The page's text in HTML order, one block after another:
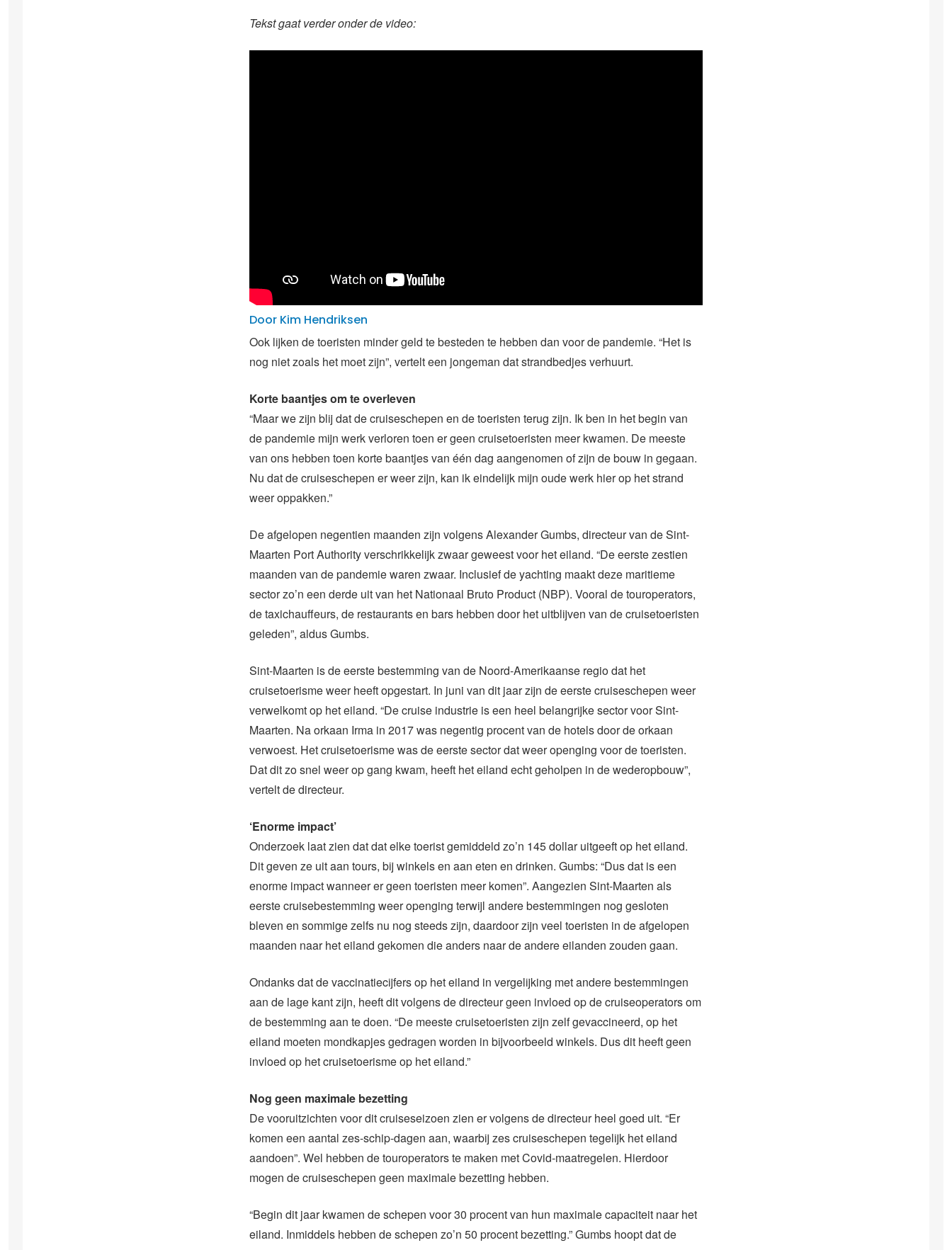
Tekst gaat verder onder de video:
Door Kim Hendriksen
Ook lijken de toeristen minder geld te besteden te hebben dan voor de pandemie. “Het is
nog niet zoals het moet zijn”, vertelt een jongeman dat strandbedjes verhuurt.
Korte baantjes om te overleven
“Maar we zijn blij dat de cruiseschepen en de toeristen terug zijn. Ik ben in het begin van
de pandemie mijn werk verloren toen er geen cruisetoeristen meer kwamen. De meeste
van ons hebben toen korte baantjes van één dag aangenomen of zijn de bouw in gegaan.
Nu dat de cruiseschepen er weer zijn, kan ik eindelijk mijn oude werk hier op het strand
weer oppakken.”
De afgelopen negentien maanden zijn volgens Alexander Gumbs, directeur van de Sint-
Maarten Port Authority verschrikkelijk zwaar geweest voor het eiland. “De eerste zestien
maanden van de pandemie waren zwaar. Inclusief de yachting maakt deze maritieme
sector zo’n een derde uit van het Nationaal Bruto Product (NBP). Vooral de touroperators,
de taxichauffeurs, de restaurants en bars hebben door het uitblijven van de cruisetoeristen
geleden”, aldus Gumbs.
Sint-Maarten is de eerste bestemming van de Noord-Amerikaanse regio dat het
cruisetoerisme weer heeft opgestart. In juni van dit jaar zijn de eerste cruiseschepen weer
verwelkomt op het eiland. “De cruise industrie is een heel belangrijke sector voor Sint-
Maarten. Na orkaan Irma in 2017 was negentig procent van de hotels door de orkaan
verwoest. Het cruisetoerisme was de eerste sector dat weer openging voor de toeristen.
Dat dit zo snel weer op gang kwam, heeft het eiland echt geholpen in de wederopbouw”,
vertelt de directeur.
‘Enorme impact’
Onderzoek laat zien dat dat elke toerist gemiddeld zo’n 145 dollar uitgeeft op het eiland.
Dit geven ze uit aan tours, bij winkels en aan eten en drinken. Gumbs: “Dus dat is een
enorme impact wanneer er geen toeristen meer komen”. Aangezien Sint-Maarten als
eerste cruisebestemming weer openging terwijl andere bestemmingen nog gesloten
bleven en sommige zelfs nu nog steeds zijn, daardoor zijn veel toeristen in de afgelopen
maanden naar het eiland gekomen die anders naar de andere eilanden zouden gaan.
Ondanks dat de vaccinatiecijfers op het eiland in vergelijking met andere bestemmingen
aan de lage kant zijn, heeft dit volgens de directeur geen invloed op de cruiseoperators om
de bestemming aan te doen. “De meeste cruisetoeristen zijn zelf gevaccineerd, op het
eiland moeten mondkapjes gedragen worden in bijvoorbeeld winkels. Dus dit heeft geen
invloed op het cruisetoerisme op het eiland.”
Nog geen maximale bezetting
De vooruitzichten voor dit cruiseseizoen zien er volgens de directeur heel goed uit. “Er
komen een aantal zes-schip-dagen aan, waarbij zes cruiseschepen tegelijk het eiland
aandoen”. Wel hebben de touroperators te maken met Covid-maatregelen. Hierdoor
mogen de cruiseschepen geen maximale bezetting hebben.
“Begin dit jaar kwamen de schepen voor 30 procent van hun maximale capaciteit naar het
eiland. Inmiddels hebben de schepen zo’n 50 procent bezetting.” Gumbs hoopt dat de